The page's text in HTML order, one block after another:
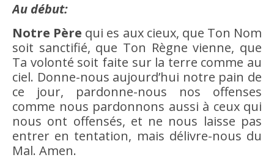
Au début:
Notre Père qui es aux cieux, que Ton Nom
soit sanctifié, que Ton Règne vienne, que
Ta volonté soit faite sur la terre comme au
ciel. Donne-nous aujourd’hui notre pain de
ce jour, pardonne-nous nos offenses
comme nous pardonnons aussi à ceux qui
nous ont offensés, et ne nous laisse pas
entrer en tentation, mais délivre-nous du
Mal. Amen.